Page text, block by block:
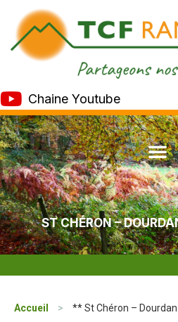
Chaine Youtube
ST CHÉRON –
Accueil > ** St Chéron –